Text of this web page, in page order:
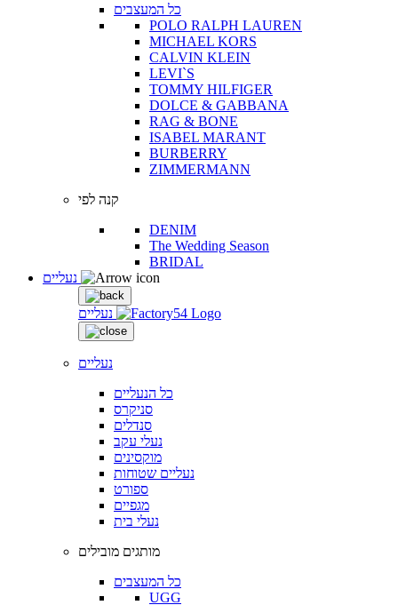
כל המעצבים
POLO RALPH LAUREN
MICHAEL KORS
CALVIN KLEIN
LEVI`S
TOMMY HILFIGER
DOLCE & GABBANA
RAG & BONE
ISABEL MARANT
BURBERRY
ZIMMERMANN
קנה לפי
DENIM
The Wedding Season
BRIDAL
נעליים
נעליים
כל הנעליים
סניקרס
סנדלים
נעלי עקב
מוקסינים
נעליים שטוחות
ספורט
מגפיים
נעלי בית
מותגים מובילים
כל המעצבים
UGG